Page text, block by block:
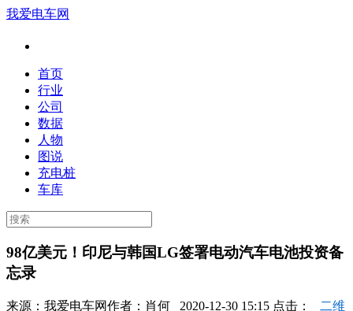
我爱电车网
首页
行业
公司
数据
人物
图说
充电桩
车库
98亿美元！印尼与韩国LG签署电动汽车电池投资备
忘录
来源： 我爱电车网作者： 肖何 2020-12-30 15:15 点击： 二维